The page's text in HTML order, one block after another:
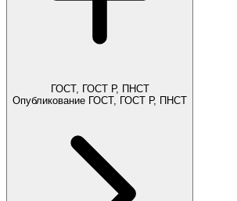
ГОСТ, ГОСТ Р, ПНСТ
Опубликование ГОСТ, ГОСТ Р, ПНСТ